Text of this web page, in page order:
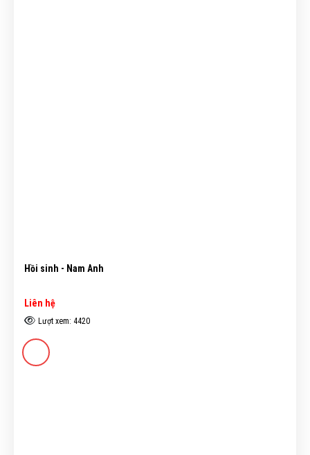
Hồi sinh - Nam Anh
Liên hệ
Lượt xem: 4420